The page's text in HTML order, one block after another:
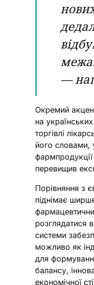
—
Окремий
на
торгівлі
його словами,
перевищив
Порівняння з
піднімає
розглядатися
системи
можливо як
для
балансу,
економічної